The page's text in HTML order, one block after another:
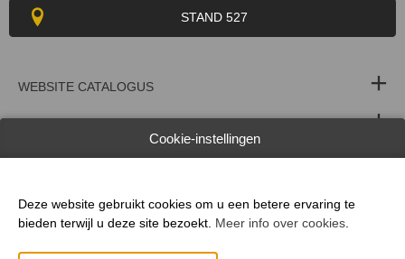
STAND 527
WEBSITE CATALOGUS
MERK
VORIGE VOLGENDE
Cookie-instellingen
Deze website gebruikt cookies om u een betere ervaring te
bieden terwijl u deze site bezoekt. Meer info over cookies